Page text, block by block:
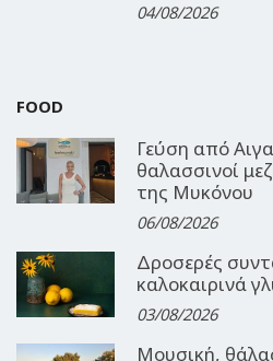
04/08/2026
FOOD
Γεύση από
θαλασσινοί
της Μυκόνου
06/08/2026
Δροσερές
καλοκαιρινά
03/08/2026
Μουσική,